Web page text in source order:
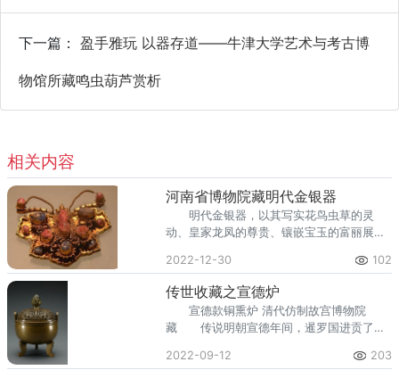
下一篇： 盈手雅玩 以器存道——牛津大学艺术与考古博
物馆所藏鸣虫葫芦赏析
相关内容
河南省博物院藏明代金银器
明代金银器，以其写实花鸟虫草的灵
动、皇家龙凤的尊贵、镶嵌宝玉的富丽展现
素，民间流失大量官作金银器物，这些精美
的器物，不论大小，将在未来的收藏领域中
占重要的席位。 ...
2022-12-30 102
传世收藏之宣德炉
宣德款铜熏炉 清代仿制故宫博物院
藏 传说明朝宣德年间，暹罗国进贡了一
代瓷器款式及《宣和博古图录》《考古
2022-09-12 203